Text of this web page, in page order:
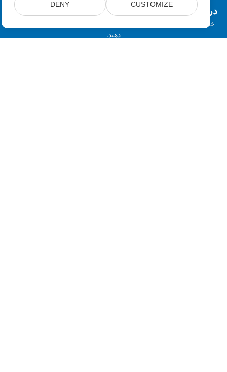
در به روزرسانی محصولات Aspose مشترک شوید
خبرنامه ها و پیشنهادات ماهانه را مستقیماً به صندوق پستی خود تحویل
دهید.
CUSTOMIZE
DENY